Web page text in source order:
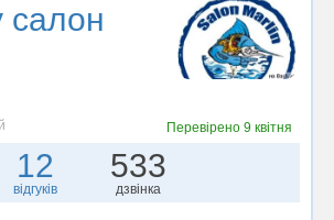
салон
Перевірено 9 квітня
12
відгуків
533
дзвінка